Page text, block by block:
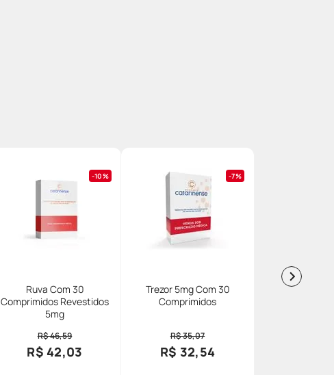
10%
Ruva Com 30
Comprimidos Revestidos
5mg
R$ 46,59
R$ 42,03
7%
Trezor 5mg Com 30
Comprimidos
R$ 35,07
R$ 32,54